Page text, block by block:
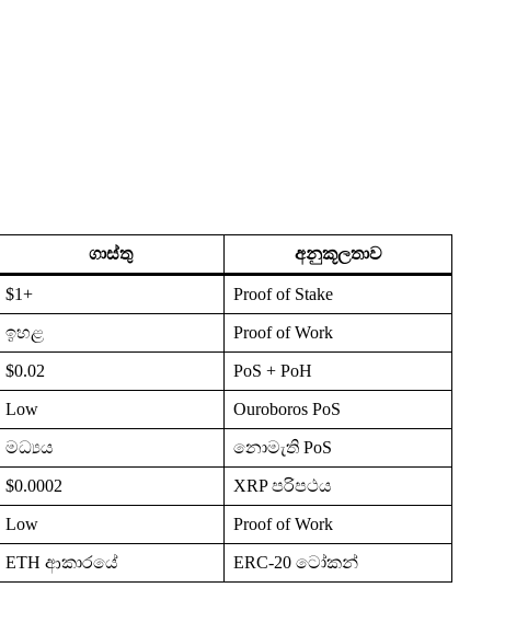
ගාස්තු අනුකූලතාව
$1+ Proof of Stake
ඉහළ Proof of Work
$0.02 PoS + PoH
Low Ouroboros PoS
මධ්‍යය නොමැති PoS
$0.0002 XRP පරිපථය
Low Proof of Work
ETH ආකාරයේ ERC-20 ටෝකන්